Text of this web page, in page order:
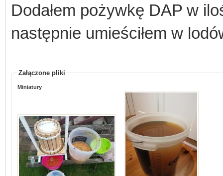
Dodałem pożywkę DAP w
następnie umieściłem w
Załączone pliki
Miniatury